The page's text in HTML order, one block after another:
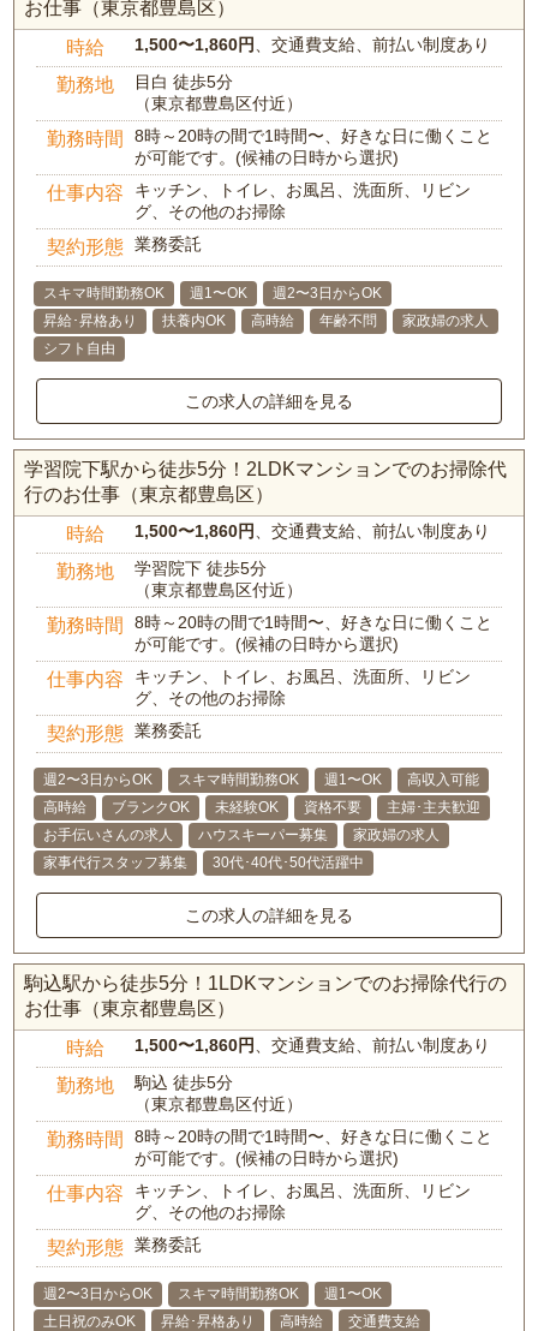
お仕事（東京都豊島区）
時給 1,500〜1,860円 、交通費支給、前払い制度あり
勤務地
目白 徒歩5分
（東京都豊島区付近）
勤務時間
8時～20時の間で1時間〜、好きな日に働くこと
が可能です。(候補の日時から選択)
仕事内容
キッチン、トイレ、お風呂、洗面所、リビン
グ、その他のお掃除
契約形態 業務委託
スキマ時間勤務OK 週1〜OK
週2〜3日からOK
昇給･昇格あり
扶養内OK 高時給 年齢不問
家政婦の求人
シフト自由
この求人の詳細を見る
学習院下駅から徒歩5分！2LDKマンションでのお掃除代
行のお仕事（東京都豊島区）
時給 1,500〜1,860円 、交通費支給、前払い制度あり
勤務地
学習院下 徒歩5分
（東京都豊島区付近）
勤務時間
8時～20時の間で1時間〜、好きな日に働くこと
が可能です。(候補の日時から選択)
仕事内容
キッチン、トイレ、お風呂、洗面所、リビン
グ、その他のお掃除
契約形態 業務委託
週2〜3日からOK スキマ時間勤務OK 週1〜OK
高収入可能
高時給
ブランクOK 未経験OK 資格不要
主婦･主夫歓迎
お手伝いさんの求人
ハウスキーパー募集
家政婦の求人
家事代行スタッフ募集
30代･40代･50代活躍中
この求人の詳細を見る
駒込駅から徒歩5分！1LDKマンションでのお掃除代行の
お仕事（東京都豊島区）
時給 1,500〜1,860円 、交通費支給、前払い制度あり
勤務地
駒込 徒歩5分
（東京都豊島区付近）
勤務時間
8時～20時の間で1時間〜、好きな日に働くこと
が可能です。(候補の日時から選択)
仕事内容
キッチン、トイレ、お風呂、洗面所、リビン
グ、その他のお掃除
契約形態 業務委託
週2〜3日からOK スキマ時間勤務OK
週1〜OK
土日祝のみOK
昇給･昇格あり 高時給
交通費支給